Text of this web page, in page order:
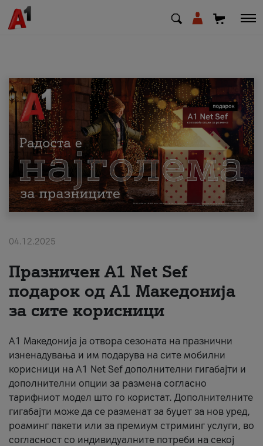
МК EN SQ
Приватни Деловни
Поддршка
Надополни кредит
За нас
#ПодобарОнлајн
04.12.2025
Празничен A1 Net Sеf
подарок од А1 Македонија
за сите корисници
А1 Македонија ја отвора сезоната на празнични
изненадувања и им подарува на сите мобилни
корисници на A1 Net Sef дополнителни гигабајти и
дополнителни опции за размена согласно
тарифниот модел што го користат. Дополнителните
гигабајти може да се разменат за буџет за нов уред,
роаминг пакети или за премиум стриминг услуги, во
согласност со индивидуалните потреби на секој